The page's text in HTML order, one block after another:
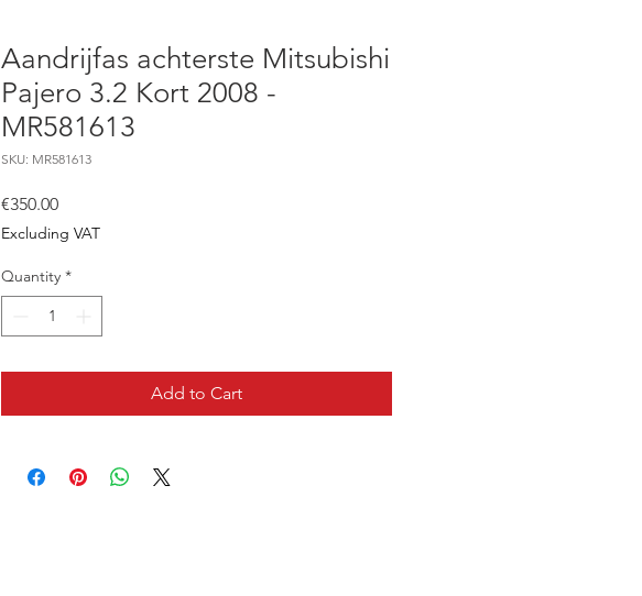
Aandrijfas achterste Mitsubishi
Pajero 3.2 Kort 2008 -
MR581613
SKU: MR581613
€350.00Price
Excluding VAT
Quantity *
Add to Cart